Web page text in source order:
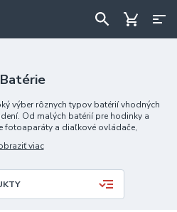
Batérie
výber rôznych typov batérií vhodných
Od malých batérií pre hodinky a
fotoaparáty a diaľkové ovládače,
a špeciálne batérie, ktoré sú navrhnuté
viac